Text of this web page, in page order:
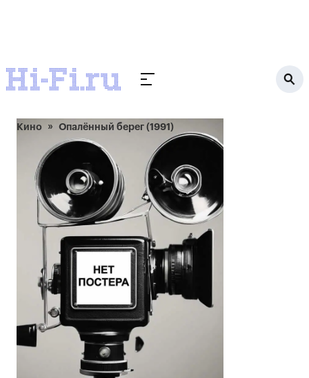
Кино Опалённый берег (1991)